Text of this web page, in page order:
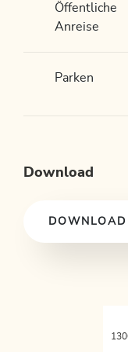
Öffentliche
Anreise
Parken
Download